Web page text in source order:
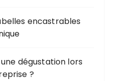
encastrables
dégustation lors
?